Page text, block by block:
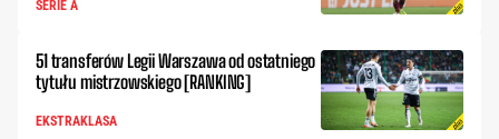
SERIE A
51 transferów Legii Warszawa od ostatniego
tytułu mistrzowskiego [RANKING]
EKSTRAKLASA